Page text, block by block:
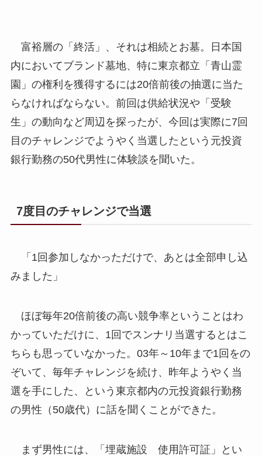
富裕層の「終活」、それは相続とお墓。日本国
内においてブランド墓地、特に東京都立「青山霊
園」の権利を獲得するには20倍前後の抽選に当た
らなければならない。前回は供給状況や「受験
生」の動向など周辺を探ったが、今回は実際に7回
目のチャレンジでようやく当選したという元投資
銀行勤務の50代男性に体験談を聞いた。
7度目のチャレンジで当選
「1回参加しなかっただけで、あとは全部申し込
みました」
ほぼ毎年20倍前後の高い競争率ということはわ
かっていただけに、1回でスンナリ当選するとはこ
ちらも思っていなかった。03年～10年まで1回をの
ぞいて、毎年チャレンジを続け、昨年ようやく当
選を手にした、という東京都内の元投資銀行勤務
の男性（50歳代）に話を聞くことができた。
まず男性には、「埋蔵施設 使用許可証」とい